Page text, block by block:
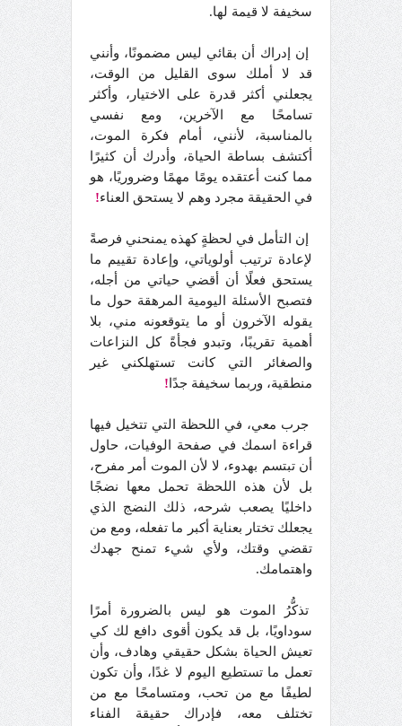
سخيفة لا قيمة لها.
إن إدراك أن بقائي ليس مضمونًا، وأنني
قد لا أملك سوى القليل من الوقت،
يجعلني أكثر قدرة على الاختيار، وأكثر
تسامحًا مع الآخرين، ومع نفسي
بالمناسبة، لأنني، أمام فكرة الموت،
أكتشف بساطة الحياة، وأدرك أن كثيرًا
مما كنت أعتقده يومًا مهمًا وضروريًا، هو
في الحقيقة مجرد وهم لا يستحق العناء!
إن التأمل في لحظةٍ كهذه يمنحني فرصةً
لإعادة ترتيب أولوياتي، وإعادة تقييم ما
يستحق فعلًا أن أقضي حياتي من أجله،
فتصبح الأسئلة اليومية المرهقة حول ما
يقوله الآخرون أو ما يتوقعونه مني، بلا
أهمية تقريبًا، وتبدو فجأةً كل النزاعات
والصغائر التي كانت تستهلكني غير
منطقية، وربما سخيفة جدًا !
جرب معي، في اللحظة التي تتخيل فيها
قراءة اسمك في صفحة الوفيات، حاول
أن تبتسم بهدوء، لا لأن الموت أمر مفرح،
بل لأن هذه اللحظة تحمل معها نضجًا
داخليًا يصعب شرحه، ذلك النضج الذي
يجعلك تختار بعناية أكبر ما تفعله، ومع من
تقضي وقتك، ولأي شيء تمنح جهدك
واهتمامك.
تذكُّرُ الموت هو ليس بالضرورة أمرًا
سوداويًا، بل قد يكون أقوى دافع لك كي
تعيش الحياة بشكل حقيقي وهادف، وأن
تعمل ما تستطيع اليوم لا غدًا، وأن تكون
لطيفًا مع من تحب، ومتسامحًا مع من
تختلف معه، فإدراك حقيقة الفناء